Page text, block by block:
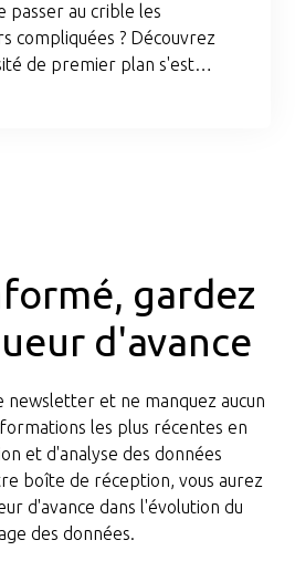
passer au crible les
compliquées ? Découvrez
de premier plan s'est
en un centre de
gardez
d'avance
newsletter et ne manquez aucun
les plus récentes en
et d'analyse des données
boîte de réception, vous aurez
d'avance dans l'évolution du
des données.